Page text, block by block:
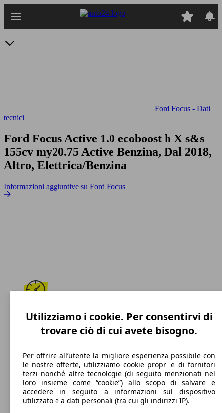
Ford Focus - Dati
tecnici
Ford Focus Active 1.0 ecoboost h X s&s
155cv my20.75 Active Benzina, Dal 2018,
Altro, Elettrica/Benzina
Informazioni aggiuntive su Ford Focus
209 km/h
Velocità massima
Elettrica/Benzina
Carburante
Utilizziamo i cookie. Per consentirvi di
trovare ciò di cui avete bisogno.
Per offrire all’utente la migliore esperienza possibile con
le nostre offerte, utilizziamo cookie propri e di fornitori
terzi nonché altre tecnologie (di seguito menzionati nel
loro insieme come “cookie”) allo scopo di salvare e
accedere in seguito a informazioni sul dispositivo
utilizzato e a dati personali (tra cui gli indirizzi IP).